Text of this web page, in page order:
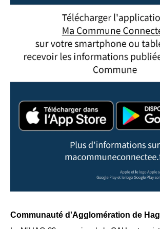
Communauté d'Agglomération de